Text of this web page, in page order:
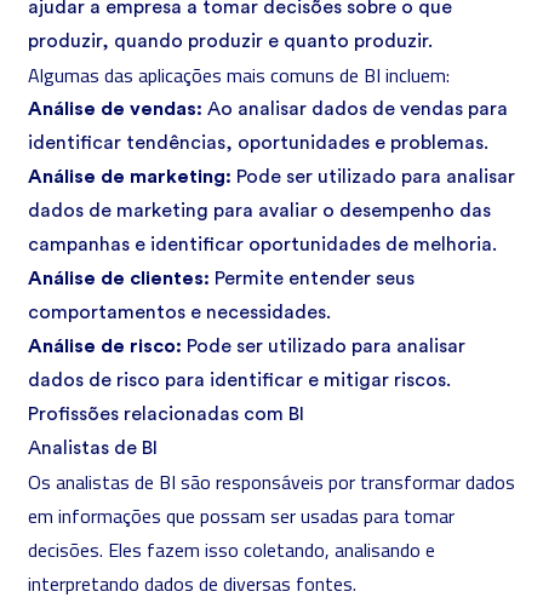
ajudar a empresa a tomar decisões sobre o que
produzir, quando produzir e quanto produzir.
Algumas das aplicações mais comuns de BI incluem:
Análise de vendas: Ao analisar dados de vendas para
identificar tendências, oportunidades e problemas.
Análise de marketing: Pode ser utilizado para analisar
dados de marketing para avaliar o desempenho das
campanhas e identificar oportunidades de melhoria.
Análise de clientes: Permite entender seus
comportamentos e necessidades.
Análise de risco: Pode ser utilizado para analisar
dados de risco para identificar e mitigar riscos.
Profissões relacionadas com BI
Analistas de BI
Os analistas de BI são responsáveis por transformar dados
em informações que possam ser usadas para tomar
decisões. Eles fazem isso coletando, analisando e
interpretando dados de diversas fontes.